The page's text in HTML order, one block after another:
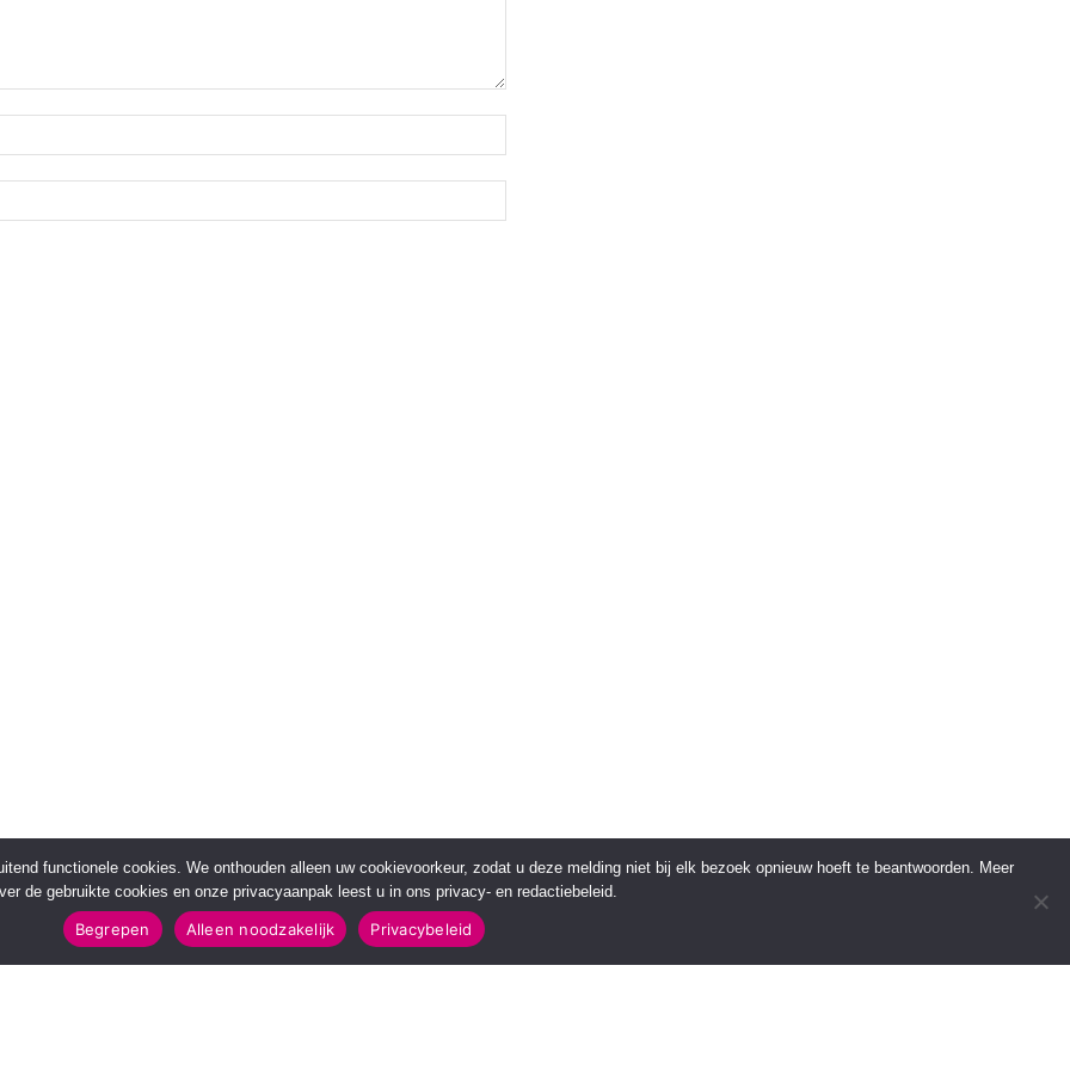
functionele cookies. We onthouden alleen uw cookievoorkeur, zodat u deze melding niet bij elk bezoek opnieuw hoeft te beantwoorden. Meer
de gebruikte cookies en onze privacyaanpak leest u in ons privacy- en redactiebeleid.
Begrepen Alleen noodzakelijk Privacybeleid